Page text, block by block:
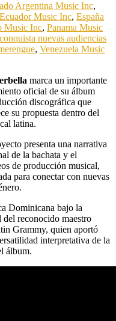
Argentina Music Inc,
Ecuador Music Inc, España
Music Inc, Panama Music
nuevas audiencias
, Venezuela Music
marca un importante
oficial de su álbum
discográfica que
su propuesta dentro del
latina.
presenta una narrativa
de la bachata y el
de producción musical,
para conectar con nuevas
Dominicana bajo la
reconocido maestro
Grammy, quien aportó
interpretativa de la
álbum.